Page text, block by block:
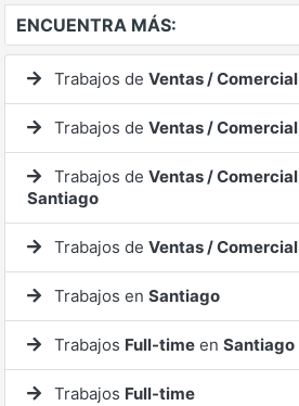
ENCUENTRA MÁS:
Trabajos de Ventas / Comercial
Trabajos de Ventas / Comercial
Trabajos de Ventas / Comercial
Santiago
Trabajos de Ventas / Comercial
Trabajos en Santiago
Trabajos Full-time en Santiago
Trabajos Full-time